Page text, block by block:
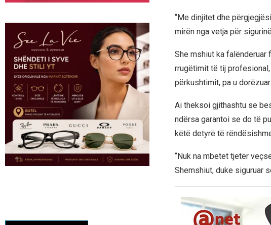
“Me dinjitet dhe
mirën nga vetja për
She mshiut ka falënderuar
rrugëtimit të tij
përkushtimit, pa u
Ai theksoi gjithashtu se
ndërsa garantoi se do të
këtë detyrë të
“Nuk na mbetet tjetër
Shemshiut, duke siguruar